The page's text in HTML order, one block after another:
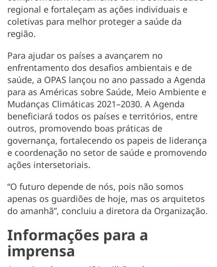
regional e fortaleçam as ações individuais e
coletivas para melhor proteger a saúde da
região.
Para ajudar os países a avançarem no
enfrentamento dos desafios ambientais e de
saúde, a OPAS lançou no ano passado a Agenda
para as Américas sobre Saúde, Meio Ambiente e
Mudanças Climáticas 2021–2030. A Agenda
beneficiará todos os países e territórios, entre
outros, promovendo boas práticas de
governança, fortalecendo os papeis de liderança
e coordenação no setor de saúde e promovendo
ações intersetoriais.
“O futuro depende de nós, pois não somos
apenas os guardiões de hoje, mas os arquitetos
do amanhã”, concluiu a diretora da Organização.
Informações para a
imprensa